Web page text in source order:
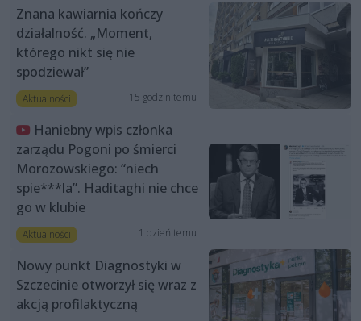
Znana kawiarnia kończy
działalność. „Moment,
którego nikt się nie
spodziewał”
Aktualności 15 godzin temu
Haniebny wpis członka
zarządu Pogoni po śmierci
Morozowskiego: “niech
spie***la”. Haditaghi nie chce
go w klubie
Aktualności 1 dzień temu
Nowy punkt Diagnostyki w
Szczecinie otworzył się wraz z
akcją profilaktyczną